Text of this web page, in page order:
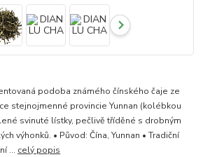
podoba známého čínského čaje ze
stejnojmenné provincie Yunnan (kolébkou
svinuté lístky, pečlivě tříděné s drobným
výhonků. • Původ: Čína, Yunnan • Tradiční
... celý popis